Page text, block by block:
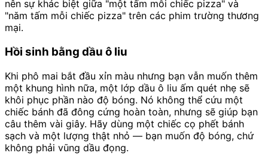
nên sự khác biệt giữa "một tấm mỗi chiếc pizza" và
"năm tấm mỗi chiếc pizza" trên các phim trường thương
mại.
Hồi sinh bằng dầu ô liu
Khi phô mai bắt đầu xỉn màu nhưng bạn vẫn muốn thêm
một khung hình nữa, một lớp dầu ô liu ấm quét nhẹ sẽ
khôi phục phần nào độ bóng. Nó không thể cứu một
chiếc bánh đã đông cứng hoàn toàn, nhưng sẽ giúp bạn
câu thêm vài giây. Hãy dùng một chiếc cọ phết bánh
sạch và một lượng thật nhỏ — bạn muốn độ bóng, chứ
không phải vũng dầu đọng.